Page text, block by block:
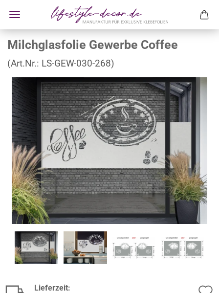
Milchglasfolie Gewerbe Coffee
(Art.Nr.: LS-GEW-030-268)
Lieferzeit: